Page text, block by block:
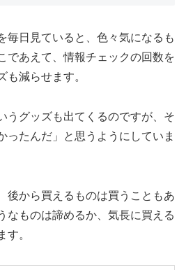
毎日見ていると、色々気になるも
であえて、情報チェックの回数を
も減らせます。
うグッズも出てくるのですが、そ
ったんだ」と思うようにしていま
後から買えるものは買うこともあ
なものは諦めるか、気長に買える
す。